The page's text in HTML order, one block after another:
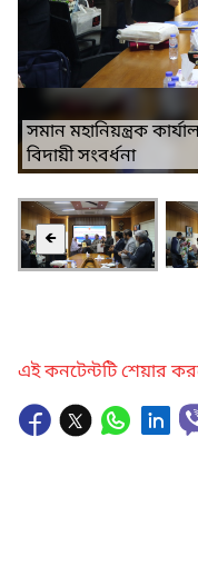
সমান মহানিয়ন্ত্রক
বিদায়ী সংবর্ধনা
🡸
এই কনটেন্টটি শেয়ার